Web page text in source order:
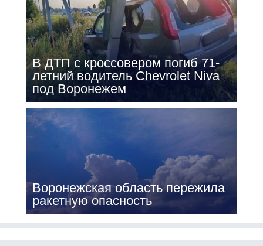
В ДТП с кроссовером погиб 71-
летний водитель Chevrolet Niva
под Воронежем
Воронежская область пережила
ракетную опасность